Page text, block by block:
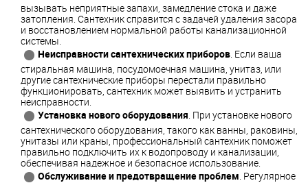
вызывать неприятные запахи, замедление стока и даже
затопления. Сантехник справится с задачей удаления засора
и восстановлением нормальной работы канализационной
системы.
Неисправности сантехнических приборов. Если ваша
стиральная машина, посудомоечная машина, унитаз, или
другие сантехнические приборы перестали правильно
функционировать, сантехник может выявить и устранить
неисправности.
Установка нового оборудования. При установке нового
сантехнического оборудования, такого как ванны, раковины,
унитазы или краны, профессиональный сантехник поможет
правильно подключить их к водопроводу и канализации,
обеспечивая надежное и безопасное использование.
Обслуживание и предотвращение проблем. Регулярное